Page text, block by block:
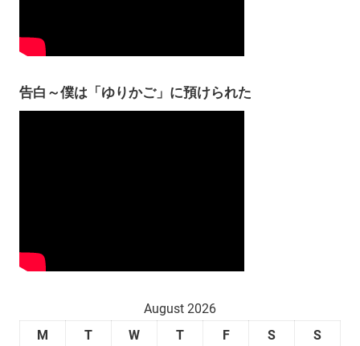
告白～僕は「ゆりかご」に預けられた
August 2026
M
T W T F S
S